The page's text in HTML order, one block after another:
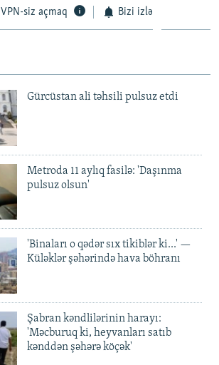
VPN-siz açmaq Bizi izlə
Gürcüstan ali təhsili pulsuz etdi
Metroda 11 aylıq fasilə: 'Daşınma
pulsuz olsun'
'Binaları o qədər sıx tikiblər ki...' —
Küləklər şəhərində hava böhranı
Şabran kəndlilərinin harayı:
'Məcburuq ki, heyvanları satıb
kənddən şəhərə köçək'